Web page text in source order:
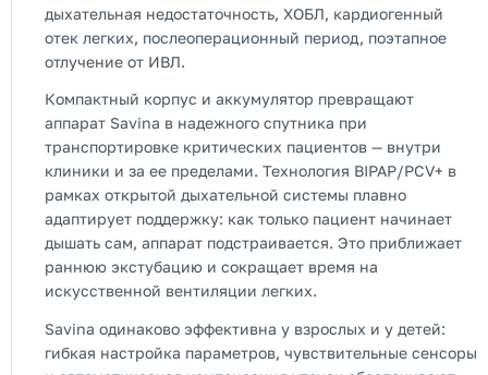
дыхательная недостаточность, ХОБЛ, кардиогенный
отек легких, послеоперационный период, поэтапное
отлучение от ИВЛ.
Компактный корпус и аккумулятор превращают
аппарат Savina в надежного спутника при
транспортировке критических пациентов — внутри
клиники и за ее пределами. Технология BIPAP/PCV+ в
рамках открытой дыхательной системы плавно
адаптирует поддержку: как только пациент начинает
дышать сам, аппарат подстраивается. Это приближает
раннюю экстубацию и сокращает время на
искусственной вентиляции легких.
Savina одинаково эффективна у взрослых и у детей:
гибкая настройка параметров, чувствительные сенсоры